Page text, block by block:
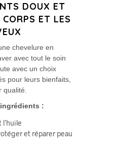
DOUX ET
ET LES
chevelure en
avec tout le soin
avec un choix
pour leurs bienfaits,
:
et réparer peau